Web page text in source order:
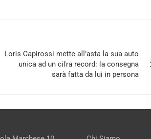
Loris Capirossi mette all’asta la sua auto
unica ad un cifra record: la consegna
sarà fatta da lui in persona